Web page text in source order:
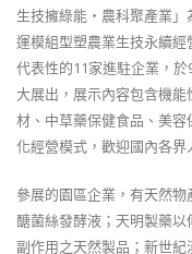
生技擁綠能‧農科聚產業」
運模組型塑農業生技永續
代表性的11家進駐企業，
大展出，展示內容包含機
材、中草藥保健食品、美
化經營模式，歡迎國內各界
參展的園區企業，有天然
醣菌絲發酵液；天明製藥
副作用之天然製品；新世